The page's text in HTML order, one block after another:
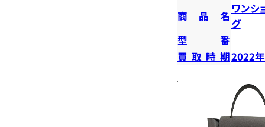
商品名
ワンシ
グ
型番
買取時期2022